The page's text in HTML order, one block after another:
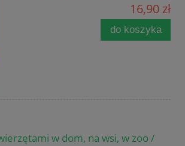
16,90 zł
do koszyka
w dom, na wsi, w zoo /